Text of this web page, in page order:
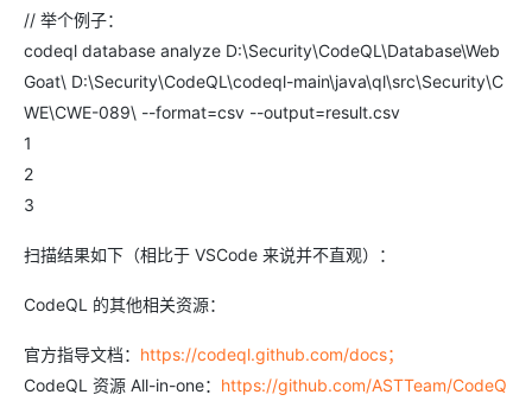
// 举个例子：
codeql database analyze D:\Security\CodeQL\Database\Web
Goat\ D:\Security\CodeQL\codeql-main\java\ql\src\Security\C
WE\CWE-089\ --format=csv --output=result.csv
1
2
3
扫描结果如下（相比于 VSCode 来说并不直观）：
CodeQL 的其他相关资源：
官方指导文档： https://codeql.github.com/docs；
CodeQL 资源 All-in-one： https://github.com/ASTTeam/CodeQ